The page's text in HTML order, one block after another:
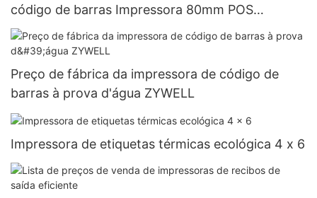
código de barras Impressora 80mm POS
Impressora Térmica USB
Preço de fábrica da impressora de código de
barras à prova d'água ZYWELL
Impressora de etiquetas térmicas ecológica 4 x 6